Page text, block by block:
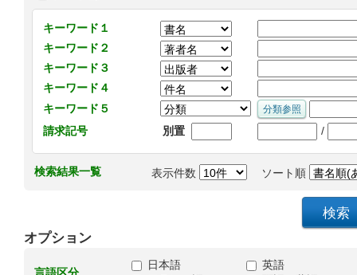
キーワード１
キーワード２
キーワード３
キーワード４
キーワード５
請求記号
別置 /
検索結果一覧 表示件数 ソート順
オプション
日本語
英語